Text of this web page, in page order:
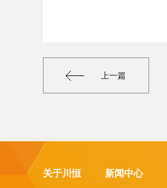
上一篇
关于川恒 新闻中心